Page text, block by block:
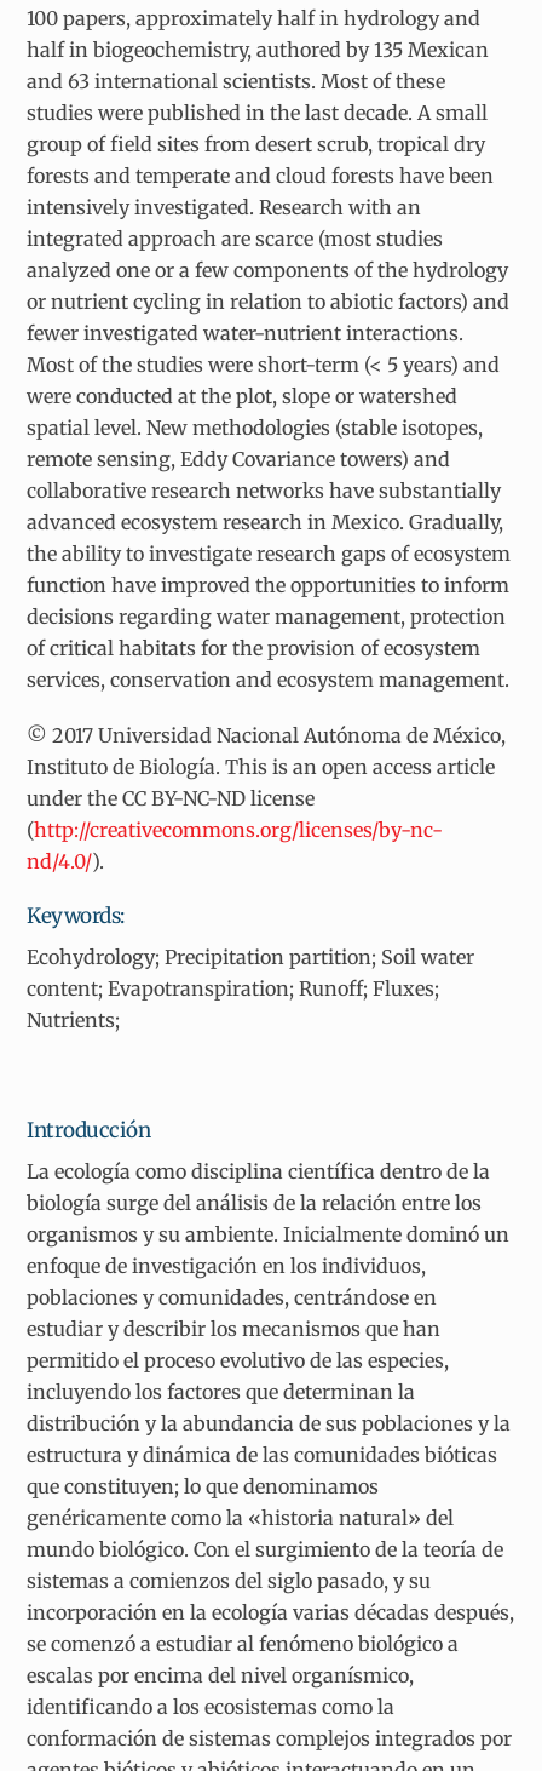
100 papers, approximately half in hydrology and
half in biogeochemistry, authored by 135 Mexican
and 63 international scientists. Most of these
studies were published in the last decade. A small
group of field sites from desert scrub, tropical dry
forests and temperate and cloud forests have been
intensively investigated. Research with an
integrated approach are scarce (most studies
analyzed one or a few components of the hydrology
or nutrient cycling in relation to abiotic factors) and
fewer investigated water-nutrient interactions.
Most of the studies were short-term (< 5 years) and
were conducted at the plot, slope or watershed
spatial level. New methodologies (stable isotopes,
remote sensing, Eddy Covariance towers) and
collaborative research networks have substantially
advanced ecosystem research in Mexico. Gradually,
the ability to investigate research gaps of ecosystem
function have improved the opportunities to inform
decisions regarding water management, protection
of critical habitats for the provision of ecosystem
services, conservation and ecosystem management.
© 2017 Universidad Nacional Autónoma de México,
Instituto de Biología. This is an open access article
under the CC BY-NC-ND license
(http://creativecommons.org/licenses/by-nc-
nd/4.0/).
Keywords:
Ecohydrology; Precipitation partition; Soil water
content; Evapotranspiration; Runoff; Fluxes;
Nutrients;
Introducción
La ecología como disciplina científica dentro de la
biología surge del análisis de la relación entre los
organismos y su ambiente. Inicialmente dominó un
enfoque de investigación en los individuos,
poblaciones y comunidades, centrándose en
estudiar y describir los mecanismos que han
permitido el proceso evolutivo de las especies,
incluyendo los factores que determinan la
distribución y la abundancia de sus poblaciones y la
estructura y dinámica de las comunidades bióticas
que constituyen; lo que denominamos
genéricamente como la «historia natural» del
mundo biológico. Con el surgimiento de la teoría de
sistemas a comienzos del siglo pasado, y su
incorporación en la ecología varias décadas después,
se comenzó a estudiar al fenómeno biológico a
escalas por encima del nivel organísmico,
identificando a los ecosistemas como la
conformación de sistemas complejos integrados por